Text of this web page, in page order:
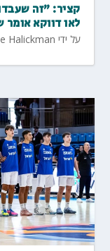
קציר: "זה
לאו דווקא
על ידי Halickman